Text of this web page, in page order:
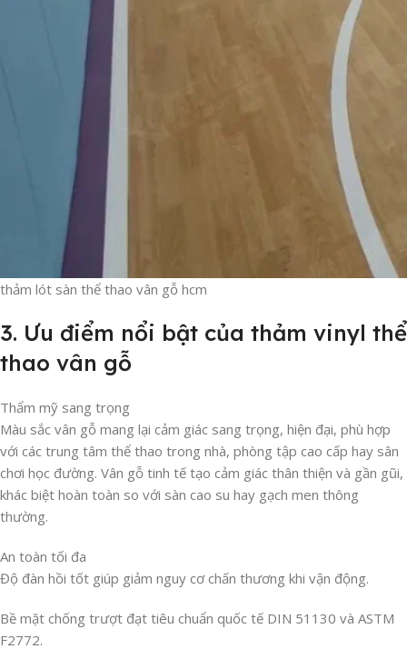
thảm lót sàn thể thao vân gỗ hcm
3. Ưu điểm nổi bật của thảm vinyl thể
thao vân gỗ
Thẩm mỹ sang trọng
Màu sắc vân gỗ mang lại cảm giác sang trọng, hiện đại, phù hợp
với các trung tâm thể thao trong nhà, phòng tập cao cấp hay sân
chơi học đường. Vân gỗ tinh tế tạo cảm giác thân thiện và gần gũi,
khác biệt hoàn toàn so với sàn cao su hay gạch men thông
thường.
An toàn tối đa
Độ đàn hồi tốt giúp giảm nguy cơ chấn thương khi vận động.
Bề mặt chống trượt đạt tiêu chuẩn quốc tế DIN 51130 và ASTM
F2772.